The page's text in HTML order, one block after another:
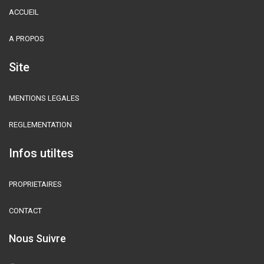
ACCUEIL
A PROPOS
Site
MENTIONS LEGALES
REGLEMENTATION
Infos utiltes
PROPRIETAIRES
CONTACT
Nous Suivre